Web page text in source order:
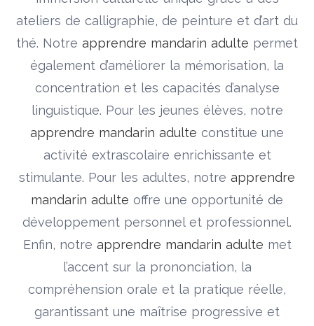
ateliers de calligraphie, de peinture et d’art du
thé. Notre apprendre mandarin adulte permet
également d’améliorer la mémorisation, la
concentration et les capacités d’analyse
linguistique. Pour les jeunes élèves, notre
apprendre mandarin adulte constitue une
activité extrascolaire enrichissante et
stimulante. Pour les adultes, notre apprendre
mandarin adulte offre une opportunité de
développement personnel et professionnel.
Enfin, notre apprendre mandarin adulte met
l’accent sur la prononciation, la
compréhension orale et la pratique réelle,
garantissant une maîtrise progressive et